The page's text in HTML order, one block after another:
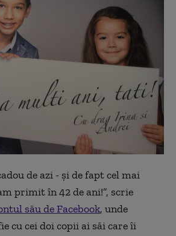
de azi - și de fapt cel mai
primit în 42 de ani!”, scrie
său de Facebook, unde
cu cei doi copii ai săi care îi